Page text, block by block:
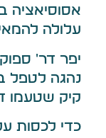
אסוסיאציה
עלולה
יפר דר'
נהגה לטפל
קיק שטעמו
כדי לכסות